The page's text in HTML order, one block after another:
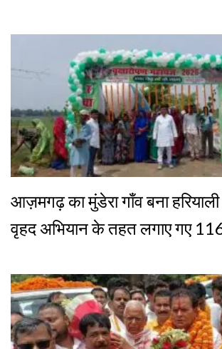
आज़मगढ़ का मुंडेरा गाँव बना
वृहद अभियान के तहत लगाए गए